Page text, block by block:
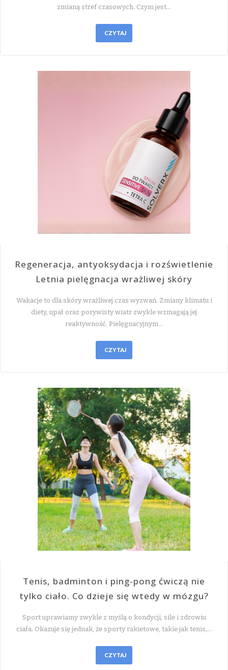
zmianą stref czasowych. Czym jest…
CZYTAJ
Regeneracja, antyoksydacja i rozświetlenie
Letnia pielęgnacja wrażliwej skóry
Wakacje to dla skóry wrażliwej czas wyzwań. Zmiany klimatu i
diety, upał oraz porywisty wiatr zwykle wzmagają jej
reaktywność. Pielęgnacyjnym…
CZYTAJ
Tenis, badminton i ping-pong ćwiczą nie
tylko ciało. Co dzieje się wtedy w mózgu?
Sport uprawiamy zwykle z myślą o kondycji, sile i zdrowiu
ciała. Okazuje się jednak, że sporty rakietowe, takie jak tenis,…
CZYTAJ